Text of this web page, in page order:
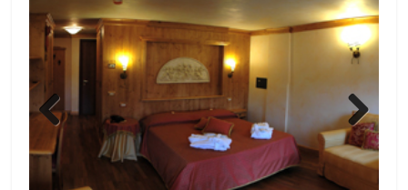
Prev
ious
Next